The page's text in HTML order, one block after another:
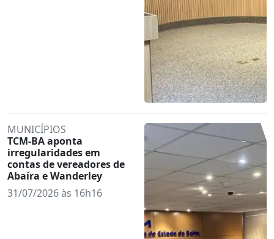
MUNICÍPIOS
TCM-BA aponta
irregularidades em
contas de vereadores de
Abaíra e Wanderley
31/07/2026 às 16h16